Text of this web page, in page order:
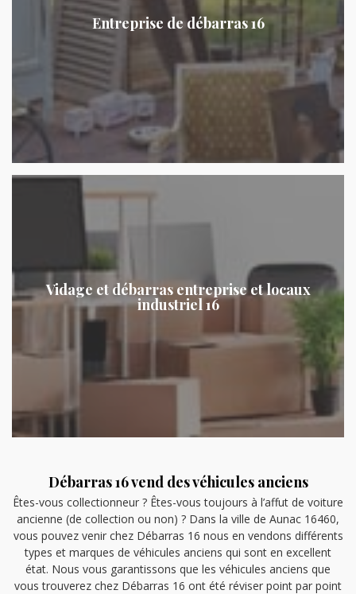
Entreprise de débarras 16
Vidage et débarras entreprise et locaux
industriel 16
Débarras 16 vend des véhicules anciens
Êtes-vous collectionneur ? Êtes-vous toujours à l’affut de voiture
ancienne (de collection ou non) ? Dans la ville de Aunac 16460,
vous pouvez venir chez Débarras 16 nous en vendons différents
types et marques de véhicules anciens qui sont en excellent
état. Nous vous garantissons que les véhicules anciens que
vous trouverez chez Débarras 16 ont été réviser point par point